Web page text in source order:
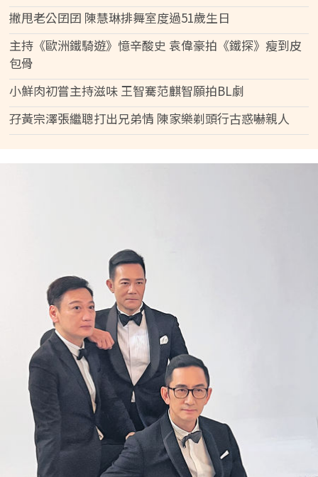
撇甩老公囝囝 陳慧琳排舞室度過51歲生日
主持《歐洲鐵騎遊》憶辛酸史 袁偉豪拍《鐵探》瘦到皮
包骨
小鮮肉初嘗主持滋味 王智騫范麒智願拍BL劇
孖黃宗澤張繼聰打出兄弟情 陳家樂剃頭行古惑嚇親人